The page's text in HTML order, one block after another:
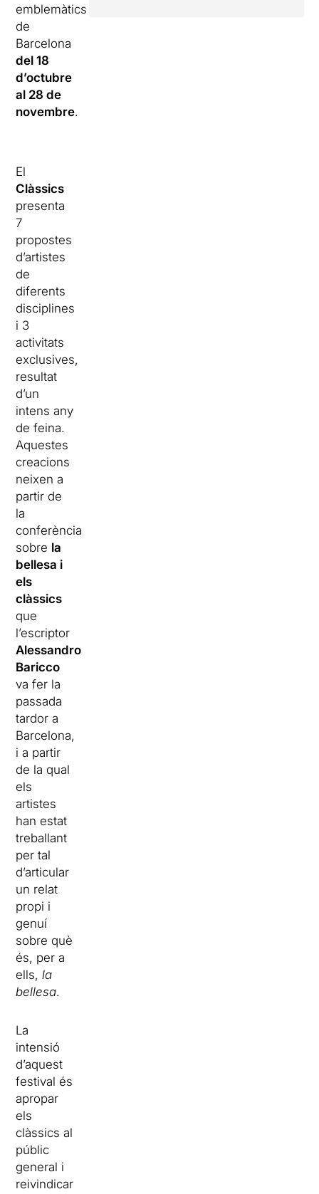
emblemàtics
de
Barcelona
del 18
d’octubre
al 28 de
novembre.
El
Clàssics
presenta
7
propostes
d’artistes
de
diferents
disciplines
i 3
activitats
exclusives,
resultat
d’un
intens any
de feina.
Aquestes
creacions
neixen a
partir de
la
conferència
sobre la
bellesa i
els
clàssics
que
l’escriptor
Alessandro
Baricco
va fer la
passada
tardor a
Barcelona,
i a partir
de la qual
els
artistes
han estat
treballant
per tal
d’articular
un relat
propi i
genuí
sobre què
és, per a
ells,la
bellesa.
La
intensió
d’aquest
festival és
apropar
els
clàssics al
públic
general i
reivindicar